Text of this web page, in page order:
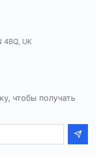
4BQ, UK
чтобы получать